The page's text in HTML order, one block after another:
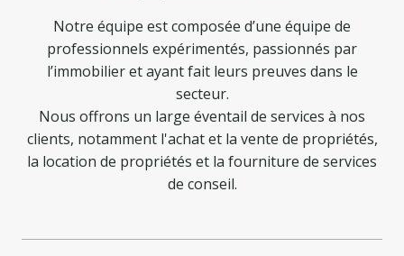
Notre équipe est composée d’une équipe de
professionnels expérimentés, passionnés par
l’immobilier et ayant fait leurs preuves dans le
secteur.
Nous offrons un large éventail de services à nos
clients, notamment l'achat et la vente de propriétés,
la location de propriétés et la fourniture de services
de conseil.